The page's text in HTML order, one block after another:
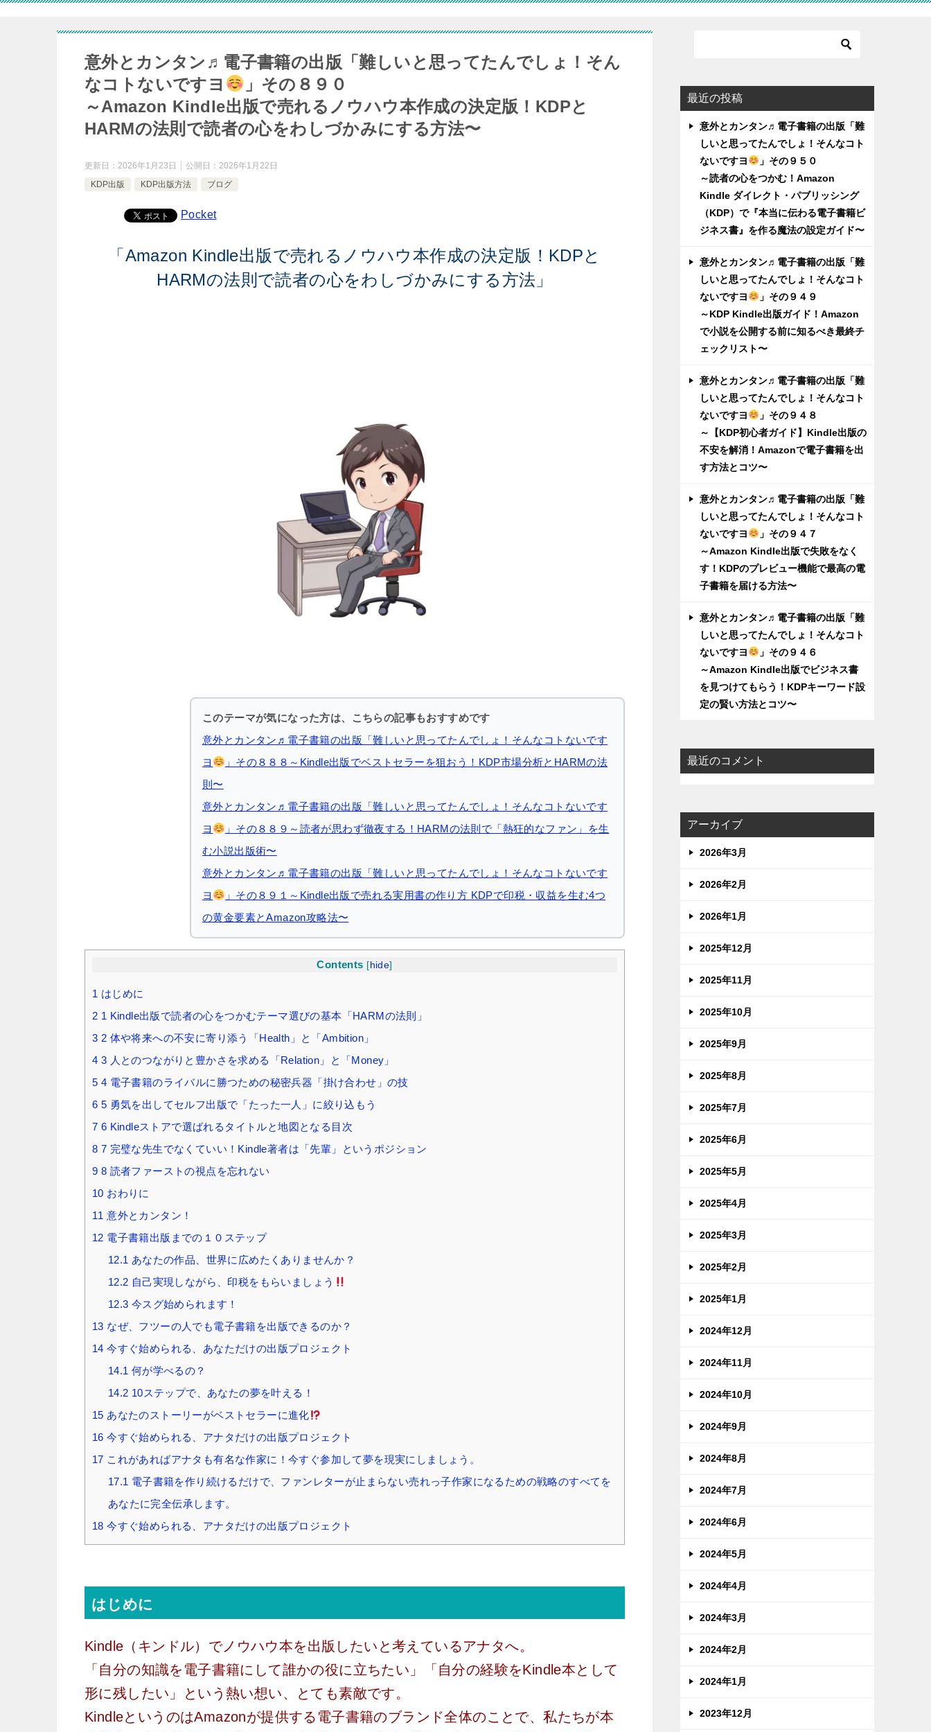
意外とカンタン♬電子書籍の出版「難しいと思ってたんでしょ！そん
なコトないですヨ
」その８９０
～Amazon Kindle出版で売れるノウハウ本作成の決定版！KDPと
HARMの法則で読者の心をわしづかみにする方法〜
更新日： 2026年1月23日 公開日： 2026年1月22日
KDP出版
KDP出版方法 ブログ
Pocket
「Amazon Kindle出版で売れるノウハウ本作成の決定版！KDPと
HARMの法則で読者の心をわしづかみにする方法」
このテーマが気になった方は、こちらの記事もおすすめです
意外とカンタン♬電子書籍の出版「難しいと思ってたんでしょ！そんなコトないです
ヨ
」その８８８～Kindle出版でベストセラーを狙おう！KDP市場分析とHARMの法
則〜
意外とカンタン♬電子書籍の出版「難しいと思ってたんでしょ！そんなコトないです
ヨ
」その８８９～読者が思わず徹夜する！HARMの法則で「熱狂的なファン」を生
む小説出版術〜
意外とカンタン♬電子書籍の出版「難しいと思ってたんでしょ！そんなコトないです
ヨ
」その８９１～Kindle出版で売れる実用書の作り方 KDPで印税・収益を生む4つ
の黄金要素とAmazon攻略法〜
Contents [ hide]
1 はじめに
2 1 Kindle出版で読者の心をつかむテーマ選びの基本「HARMの法則」
3 2 体や将来への不安に寄り添う「Health」と「Ambition」
4 3 人とのつながりと豊かさを求める「Relation」と「Money」
5 4 電子書籍のライバルに勝つための秘密兵器「掛け合わせ」の技
6 5 勇気を出してセルフ出版で「たった一人」に絞り込もう
7 6 Kindleストアで選ばれるタイトルと地図となる目次
8 7 完璧な先生でなくていい！Kindle著者は「先輩」というポジション
9 8 読者ファーストの視点を忘れない
10 おわりに
11 意外とカンタン！
12 電子書籍出版までの１０ステップ
12.1 あなたの作品、世界に広めたくありませんか？
12.2 自己実現しながら、印税をもらいましょう
12.3 今スグ始められます！
13 なぜ、フツーの人でも電子書籍を出版できるのか？
14 今すぐ始められる、あなただけの出版プロジェクト
14.1 何が学べるの？
14.2 10ステップで、あなたの夢を叶える！
15 あなたのストーリーがベストセラーに進化
16 今すぐ始められる、アナタだけの出版プロジェクト
17 これがあればアナタも有名な作家に！今すぐ参加して夢を現実にしましょう。
17.1 電子書籍を作り続けるだけで、ファンレターが止まらない売れっ子作家になるための戦略のすべてを
あなたに完全伝承します。
18 今すぐ始められる、アナタだけの出版プロジェクト
はじめに
Kindle（キンドル）でノウハウ本を出版したいと考えているアナタへ。
「自分の知識を電子書籍にして誰かの役に立ちたい」「自分の経験をKindle本として
形に残したい」という熱い想い、とても素敵です。
KindleというのはAmazonが提供する電子書籍のブランド全体のことで、私たちが本
最近の投稿
意外とカンタン♬電子書籍の出版「難
しいと思ってたんでしょ！そんなコト
ないですヨ
」その９５０
～読者の心をつかむ！Amazon
Kindle ダイレクト・パブリッシング
（KDP）で『本当に伝わる電子書籍ビ
ジネス書』を作る魔法の設定ガイド〜
意外とカンタン♬電子書籍の出版「難
しいと思ってたんでしょ！そんなコト
ないですヨ
」その９４９
～KDP Kindle出版ガイド！Amazon
で小説を公開する前に知るべき最終チ
ェックリスト〜
意外とカンタン♬電子書籍の出版「難
しいと思ってたんでしょ！そんなコト
ないですヨ
」その９４８
～【KDP初心者ガイド】Kindle出版の
不安を解消！Amazonで電子書籍を出
す方法とコツ〜
意外とカンタン♬電子書籍の出版「難
しいと思ってたんでしょ！そんなコト
ないですヨ
」その９４７
～Amazon Kindle出版で失敗をなく
す！KDPのプレビュー機能で最高の電
子書籍を届ける方法〜
意外とカンタン♬電子書籍の出版「難
しいと思ってたんでしょ！そんなコト
ないですヨ
」その９４６
～Amazon Kindle出版でビジネス書
を見つけてもらう！KDPキーワード設
定の賢い方法とコツ〜
最近のコメント
アーカイブ
2026年3月
2026年2月
2026年1月
2025年12月
2025年11月
2025年10月
2025年9月
2025年8月
2025年7月
2025年6月
2025年5月
2025年4月
2025年3月
2025年2月
2025年1月
2024年12月
2024年11月
2024年10月
2024年9月
2024年8月
2024年7月
2024年6月
2024年5月
2024年4月
2024年3月
2024年2月
2024年1月
2023年12月